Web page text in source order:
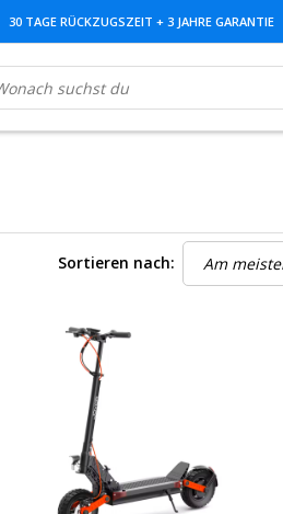
30 TAGE RÜCKZUGSZEIT + 3 JAHRE GARANTIE
Sortieren nach: